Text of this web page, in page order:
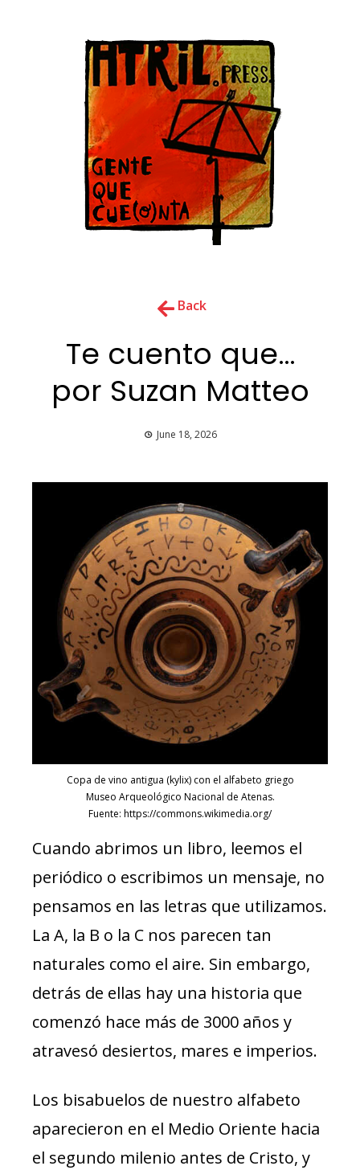
Back
Te cuento que…
por Suzan Matteo
June 18, 2026
Copa de vino antigua (kylix) con el alfabeto griego
Museo Arqueológico Nacional de Atenas.
Fuente: https://commons.wikimedia.org/
Cuando abrimos un libro, leemos el
periódico o escribimos un mensaje, no
pensamos en las letras que utilizamos.
La A, la B o la C nos parecen tan
naturales como el aire. Sin embargo,
detrás de ellas hay una historia que
comenzó hace más de 3000 años y
atravesó desiertos, mares e imperios.
Los bisabuelos de nuestro alfabeto
aparecieron en el Medio Oriente hacia
el segundo milenio antes de Cristo, y